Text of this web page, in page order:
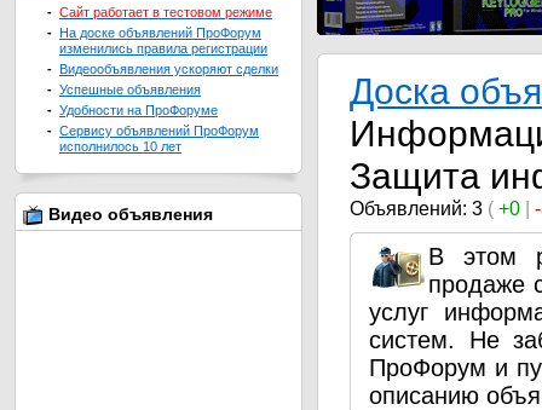
Доска
Защита
Объявлений: 3 ( +0 |
В этом
продаже
услуг
систем. Не
ПроФорум и
описанию
- Сайт работает в тестовом режиме
- На доске объявлений ПроФорум
изменились правила регистрации
- Видеообъявления ускоряют сделки
- Успешные объявления
- Удобности на ПроФоруме
- Сервису объявлений ПроФорум
исполнилось 10 лет
Видео объявления